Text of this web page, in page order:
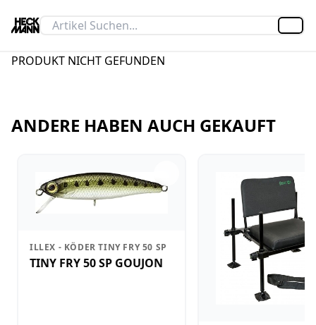
PRODUKT NICHT GEFUNDEN
ANDERE HABEN AUCH GEKAUFT
ILLEX - KÖDER TINY FRY 50 SP
TINY FRY 50 SP GOUJON